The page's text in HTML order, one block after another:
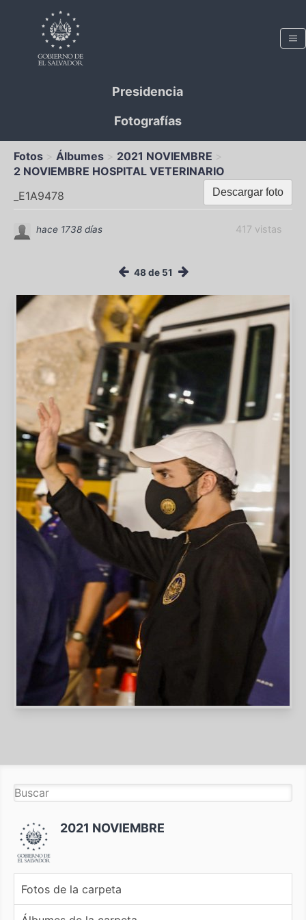
Presidencia
Fotografías
Fotos Álbumes
2021 NOVIEMBRE
2 NOVIEMBRE HOSPITAL VETERINARIO
Descargar foto
_E1A9478
417 vistas
hace 1738 días
48 de 51
2021 NOVIEMBRE
Fotos de la carpeta